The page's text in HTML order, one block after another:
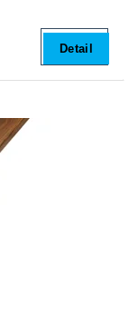
Detail